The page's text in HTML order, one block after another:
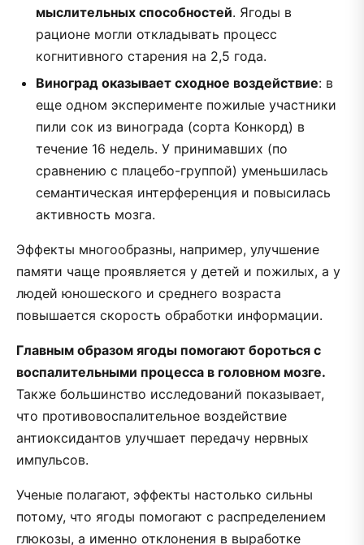
мыслительных способностей. Ягоды в
рационе могли откладывать процесс
когнитивного старения на 2,5 года.
Виноград оказывает сходное воздействие: в
еще одном эксперименте пожилые участники
пили сок из винограда (сорта Конкорд) в
течение 16 недель. У принимавших (по
сравнению с плацебо-группой) уменьшилась
семантическая интерференция и повысилась
активность мозга.
Эффекты многообразны, например, улучшение
памяти чаще проявляется у детей и пожилых, а у
людей юношеского и среднего возраста
повышается скорость обработки информации.
Главным образом ягоды помогают бороться с
воспалительными процесса в головном мозге.
Также большинство исследований показывает,
что противовоспалительное воздействие
антиоксидантов улучшает передачу нервных
импульсов.
Ученые полагают, эффекты настолько сильны
потому, что ягоды помогают с распределением
глюкозы, а именно отклонения в выработке